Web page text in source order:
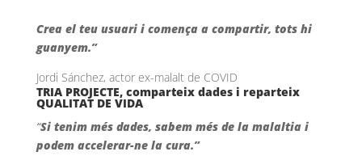
Crea el teu usuari i comença a compartir, tots hi
guanyem.”
Jordi Sánchez, actor ex-malalt de COVID
TRIA PROJECTE, comparteix dades i reparteix
QUALITAT DE VIDA
“Si tenim més dades, sabem més de la malaltia i
podem accelerar-ne la cura.”